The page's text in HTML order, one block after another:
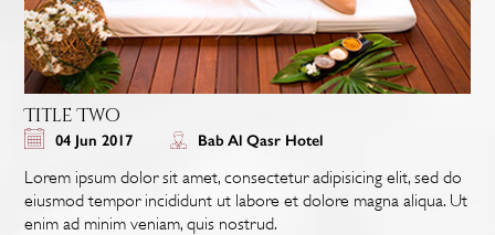
Title Two
04 Jun 2017 Bab Al Qasr Hotel
Lorem ipsum dolor sit amet, consectetur adipisicing elit, sed do
eiusmod tempor incididunt ut labore et dolore magna aliqua. Ut
enim ad minim veniam, quis nostrud.